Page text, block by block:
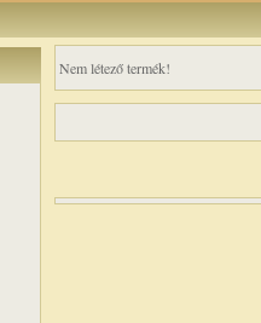
Nem létező termék!